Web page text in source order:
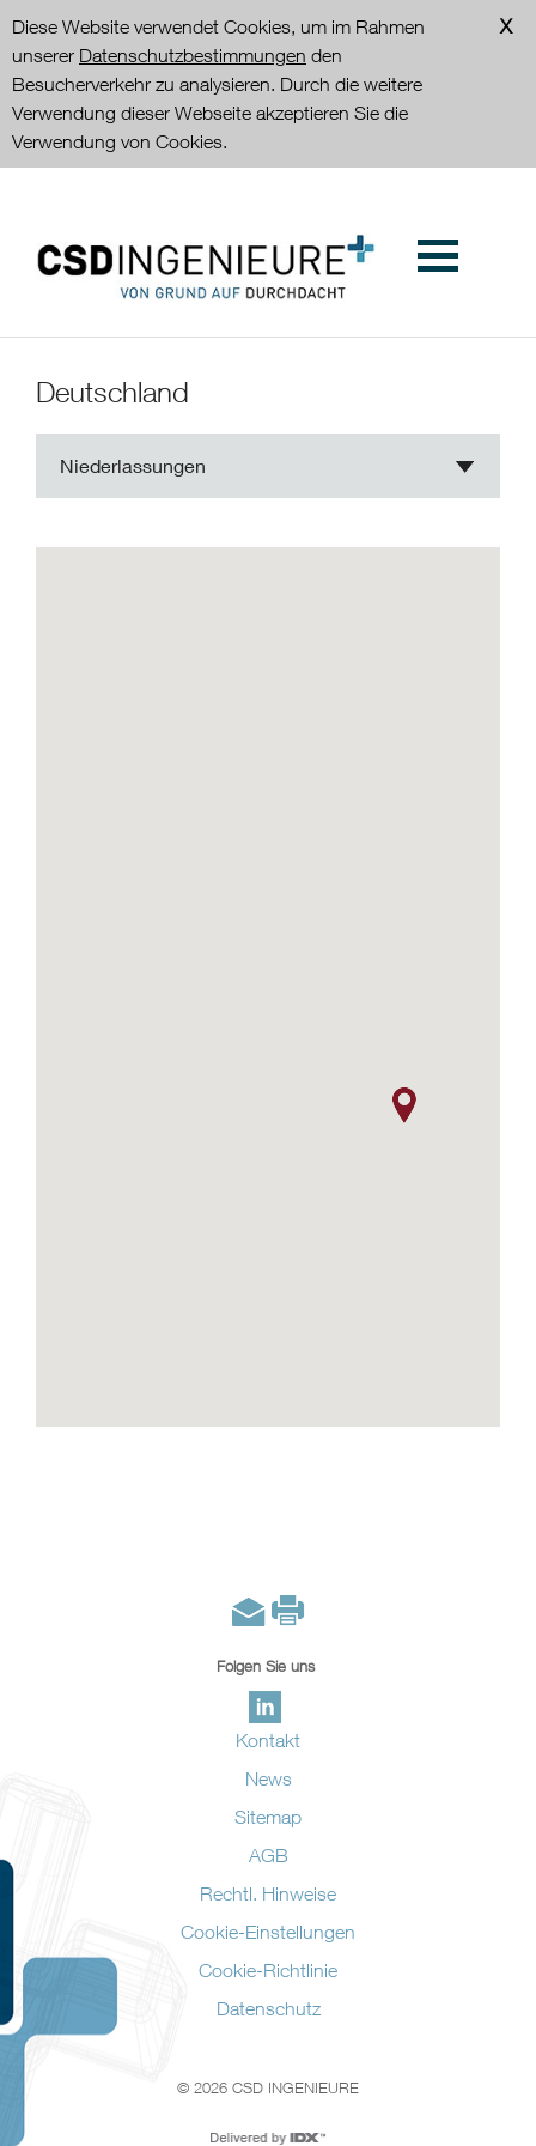
Diese Website verwendet Cookies, um im Rahmen
unserer Datenschutzbestimmungen den
Besucherverkehr zu analysieren. Durch die weitere
Verwendung dieser Webseite akzeptieren Sie die
Verwendung von Cookies.
Deutschland
Niederlassungen
Folgen Sie uns
Kontakt
News
Sitemap
AGB
Rechtl. Hinweise
Cookie-Einstellungen
Cookie-Richtlinie
Datenschutz
© 2026 CSD INGENIEURE